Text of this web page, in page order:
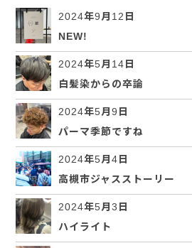
2024年9月12日
NEW!
2024年5月14日
白髪染からの卒論
2024年5月9日
パーマ季節ですね
2024年5月4日
高槻市ジャスストーリー
2024年5月3日
ハイライト